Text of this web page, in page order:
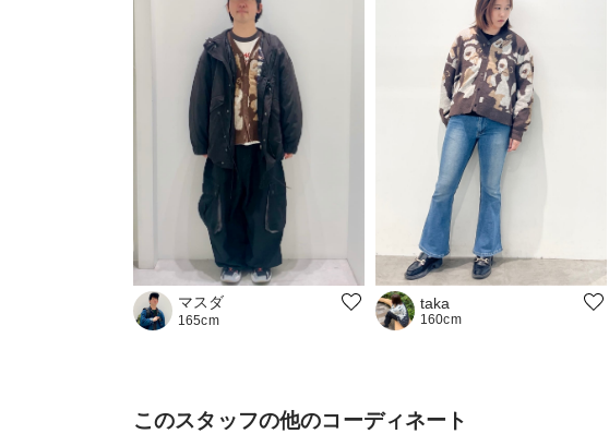
マスダ
165cm
taka
160cm
このスタッフの他のコーディネート